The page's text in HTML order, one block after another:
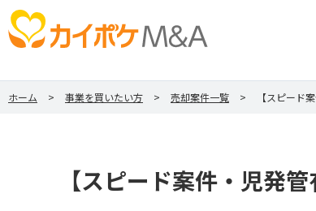
ホーム 事業を買いたい方 売却案件一覧 【スピード
【スピード案件・児発